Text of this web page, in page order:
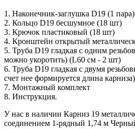
1. Наконечник-заглушка D19 (1 пара)
2. Кольцо D19 бесшумное (18 шт)
3. Крючок пластиковый (18 шт)
4. Кронштейн открытый
5. Труба D19 гладкая с одним
можно укоротить) (L60 см - 2 шт)
6. Труба D19 гладкая с двумя
счет нее формируется длина
7. Монтажный комплект
8. Инструкция.
У нас в наличии Карниз 19
соединением 1-рядный 1,74 м